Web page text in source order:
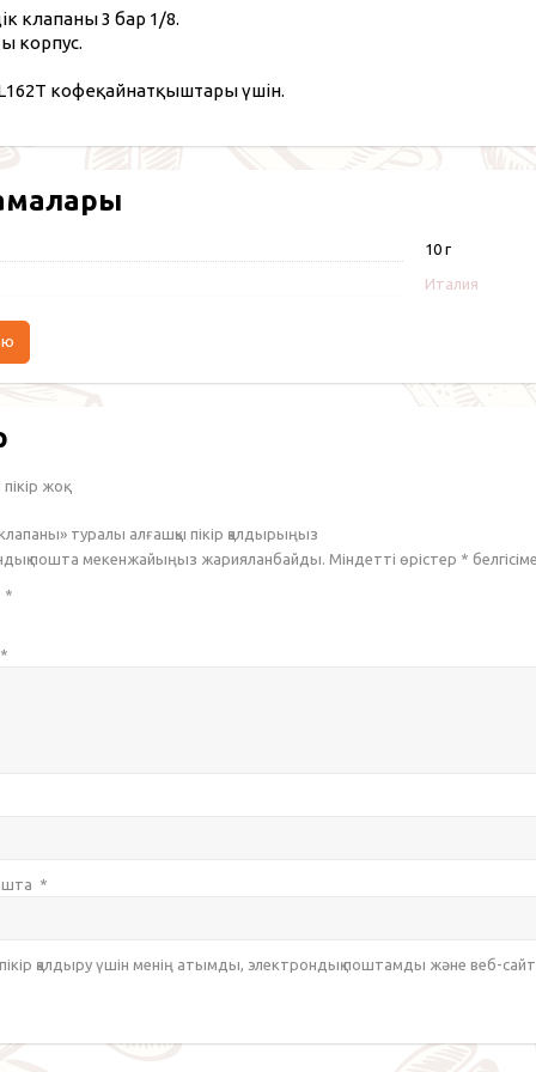
клапаны 3 бар 1/8.
корпус.
кофеқайнатқыштары үшін.
10 г
Италия
жоқ.
клапаны» туралы алғашқы пікір қалдырыңыз
пошта мекенжайыңыз жарияланбайды. Міндетті өрістер *
*
*
*
қалдыру үшін менің атымды, электрондық поштамды және веб-